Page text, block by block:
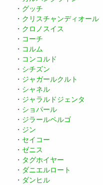
・ グッチ
・ クリスチャンディオール
・ クロノスイス
・ コーチ
・ コルム
・ コンコルド
・ シチズン
・ ジャガールクルト
・ シャネル
・ ジャラルドジェンタ
・ ショパール
・ ジラールペルゴ
・ ジン
・ セイコー
・ ゼニス
・ タグホイヤー
・ ダニエルロート
・ ダンヒル